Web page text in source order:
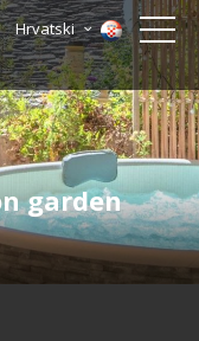
Hrvatski
garden